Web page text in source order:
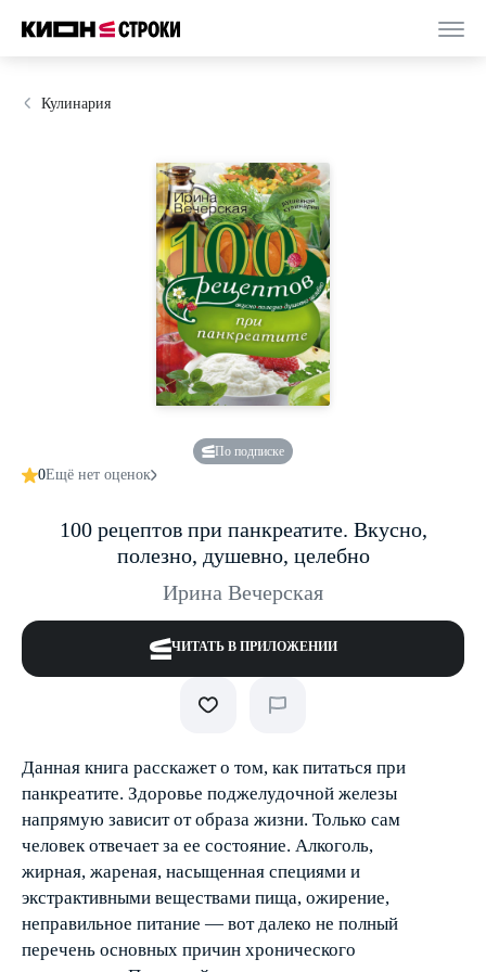
Кулинария
По подписке
0Ещё нет оценок
100 рецептов при панкреатите. Вкусно,
полезно, душевно, целебно
Ирина Вечерская
ЧИТАТЬ В ПРИЛОЖЕНИИ
Данная книга расскажет о том, как питаться при
панкреатите. Здоровье поджелудочной железы
напрямую зависит от образа жизни. Только сам
человек отвечает за ее состояние. Алкоголь,
жирная, жареная, насыщенная специями и
экстрактивными веществами пища, ожирение,
неправильное питание — вот далеко не полный
перечень основных причин хронического